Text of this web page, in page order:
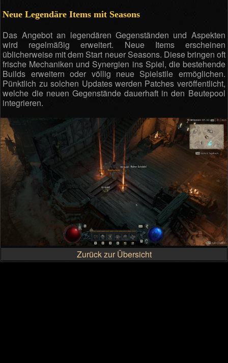
Neue Legendäre Items mit Seasons
Das Angebot an legendären Gegenständen und Aspekten
wird regelmäßig erweitert. Neue Items erscheinen
üblicherweise mit dem Start neuer Seasons. Diese bringen oft
frische Mechaniken und Synergien ins Spiel, die bestehende
Builds erweitern oder völlig neue Spielstile ermöglichen.
Pünktlich zu solchen Updates werden Patches veröffentlicht,
welche die neuen Gegenstände dauerhaft in den Beutepool
integrieren.
Zurück zur Übersicht